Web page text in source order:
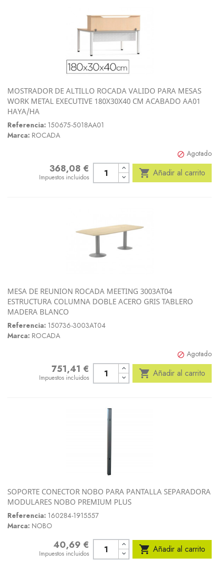
MOSTRADOR DE ALTILLO ROCADA VALIDO PARA MESAS
WORK METAL EXECUTIVE 180X30X40 CM ACABADO AA01
HAYA/HA
Referencia: 150675-5018AA01
Marca: ROCADA
 Agotado
Precio368,08 €
Impuestos incluidos  Añadir al carrito
MESA DE REUNION ROCADA MEETING 3003AT04
ESTRUCTURA COLUMNA DOBLE ACERO GRIS TABLERO
MADERA BLANCO
Referencia: 150736-3003AT04
Marca: ROCADA
 Agotado
Precio751,41 €
Impuestos incluidos  Añadir al carrito
SOPORTE CONECTOR NOBO PARA PANTALLA SEPARADORA
MODULARES NOBO PREMIUM PLUS
Referencia: 160284-1915557
Marca: NOBO
Precio40,69 €
Impuestos incluidos  Añadir al carrito